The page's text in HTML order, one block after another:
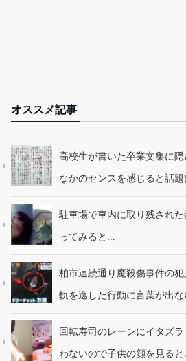
オススメ記事
高校生が書いた卒業文集に
なかのセンスを感じると話
駐車場で車内に取り残され
ってみると…
柏市連続通り魔殺傷事件の
軌を逸した行動に言葉が出
回転寿司のレーンにイタズ
わないので子供の顔を見る